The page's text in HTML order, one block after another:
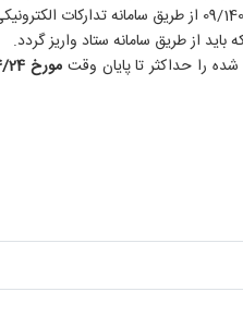
شده را حداکثر تا پایان وقتمورخ24
/09/1404